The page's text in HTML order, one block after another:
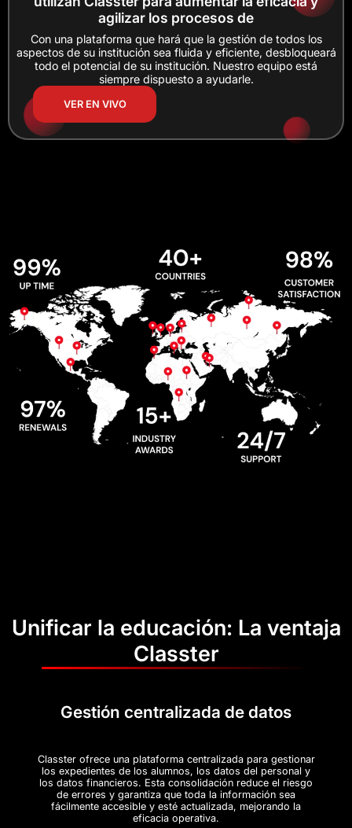
agilizar los procesos de
Con una plataforma que hará que la gestión de todos los
aspectos de su institución sea fluida y eficiente, desbloqueará
todo el potencial de su institución. Nuestro equipo está
siempre dispuesto a ayudarle.
VER EN VIVO
Unificar la educación: La ventaja
Classter
Gestión centralizada de datos
Classter ofrece una plataforma centralizada para gestionar
los expedientes de los alumnos, los datos del personal y
los datos financieros. Esta consolidación reduce el riesgo
de errores y garantiza que toda la información sea
fácilmente accesible y esté actualizada, mejorando la
eficacia operativa.